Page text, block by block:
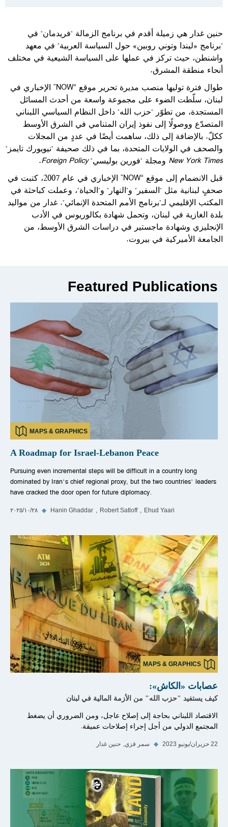
حنين غدار هي زميلة أقدم في برنامج الزمالة "فريدمان" في
"برنامج «ليندا وتوني روبين» حول السياسة العربية" في معهد
واشنطن، حيث تركز في عملها على السياسة الشيعية في مختلف
أنحاء منطقة المشرق.
طوال فترة توليها منصب مديرة تحرير موقع “NOW”
الإخباري في
لبنان، سلّطت الضوء على مجموعة واسعة من أحدث المسائل
المستجدة، من تطوّر "حزب الله" داخل النظام السياسي اللبناني
المتصدّع ووصولًا إلى نفوذ إيران المتنامي في الشرق الأوسط
ككلّ. بالإضافة إلى ذلك، ساهمت أيضًا في عددٍ من المجلات
والصحف في الولايات المتحدة، بما في ذلك صحيفة "نيويورك تايمز"
New York Times ومجلة "فورين بوليسي"Foreign Policy
.
قبل الانضمام إلى موقع “NOW”
الإخباري في عام 2007، كتبت في
صحفٍ لبنانية مثل "السفير" و"النهار" و"الحياة"، وعملت كباحثة في
المكتب الإقليمي لـ"برنامج الأمم المتحدة الإنمائي". غدار من مواليد
بلدة الغازية في لبنان، وتحمل شهادة بكالوريوس في الأدب
الإنجليزي وشهادة ماجستير في دراسات الشرق الأوسط، من
الجامعة الأميركية في بيروت.
Featured Publications
MAPS & GRAPHICS
A Roadmap for Israel-Lebanon Peace
Pursuing even incremental steps will be difficult in a country long
dominated by Iran’s chief regional proxy, but the two countries’ leaders
have cracked the door open for future diplomacy.
٢٨‏/١٠‏/٢٠٢٥ ◆ Hanin Ghaddar Robert Satloff Ehud Yaari
MAPS & GRAPHICS
عصابات «الكاش»:
كيف يستفيد "حزب الله" من الأزمة المالية في لبنان
الاقتصاد اللبناني بحاجة إلى إصلاح عاجل، ومن الضروري أن يضغط
المجتمع الدولي من أجل إجراء إصلاحات عميقة.
22 حزيران/يونيو 2023 ◆ سمر قزي حنين غدار